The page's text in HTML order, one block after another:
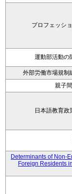
プロフェッシ
運動部活動の
外部労働市場規制
親子
日本語教育
Determinants of Non-
Foreign Residents